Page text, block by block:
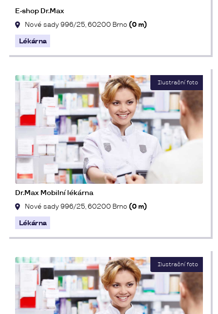
E-shop Dr.Max
Nové sady 996/25, 60200 Brno (0 m)
Lékárna
Dr.Max Mobilní lékárna
Nové sady 996/25, 60200 Brno (0 m)
Lékárna